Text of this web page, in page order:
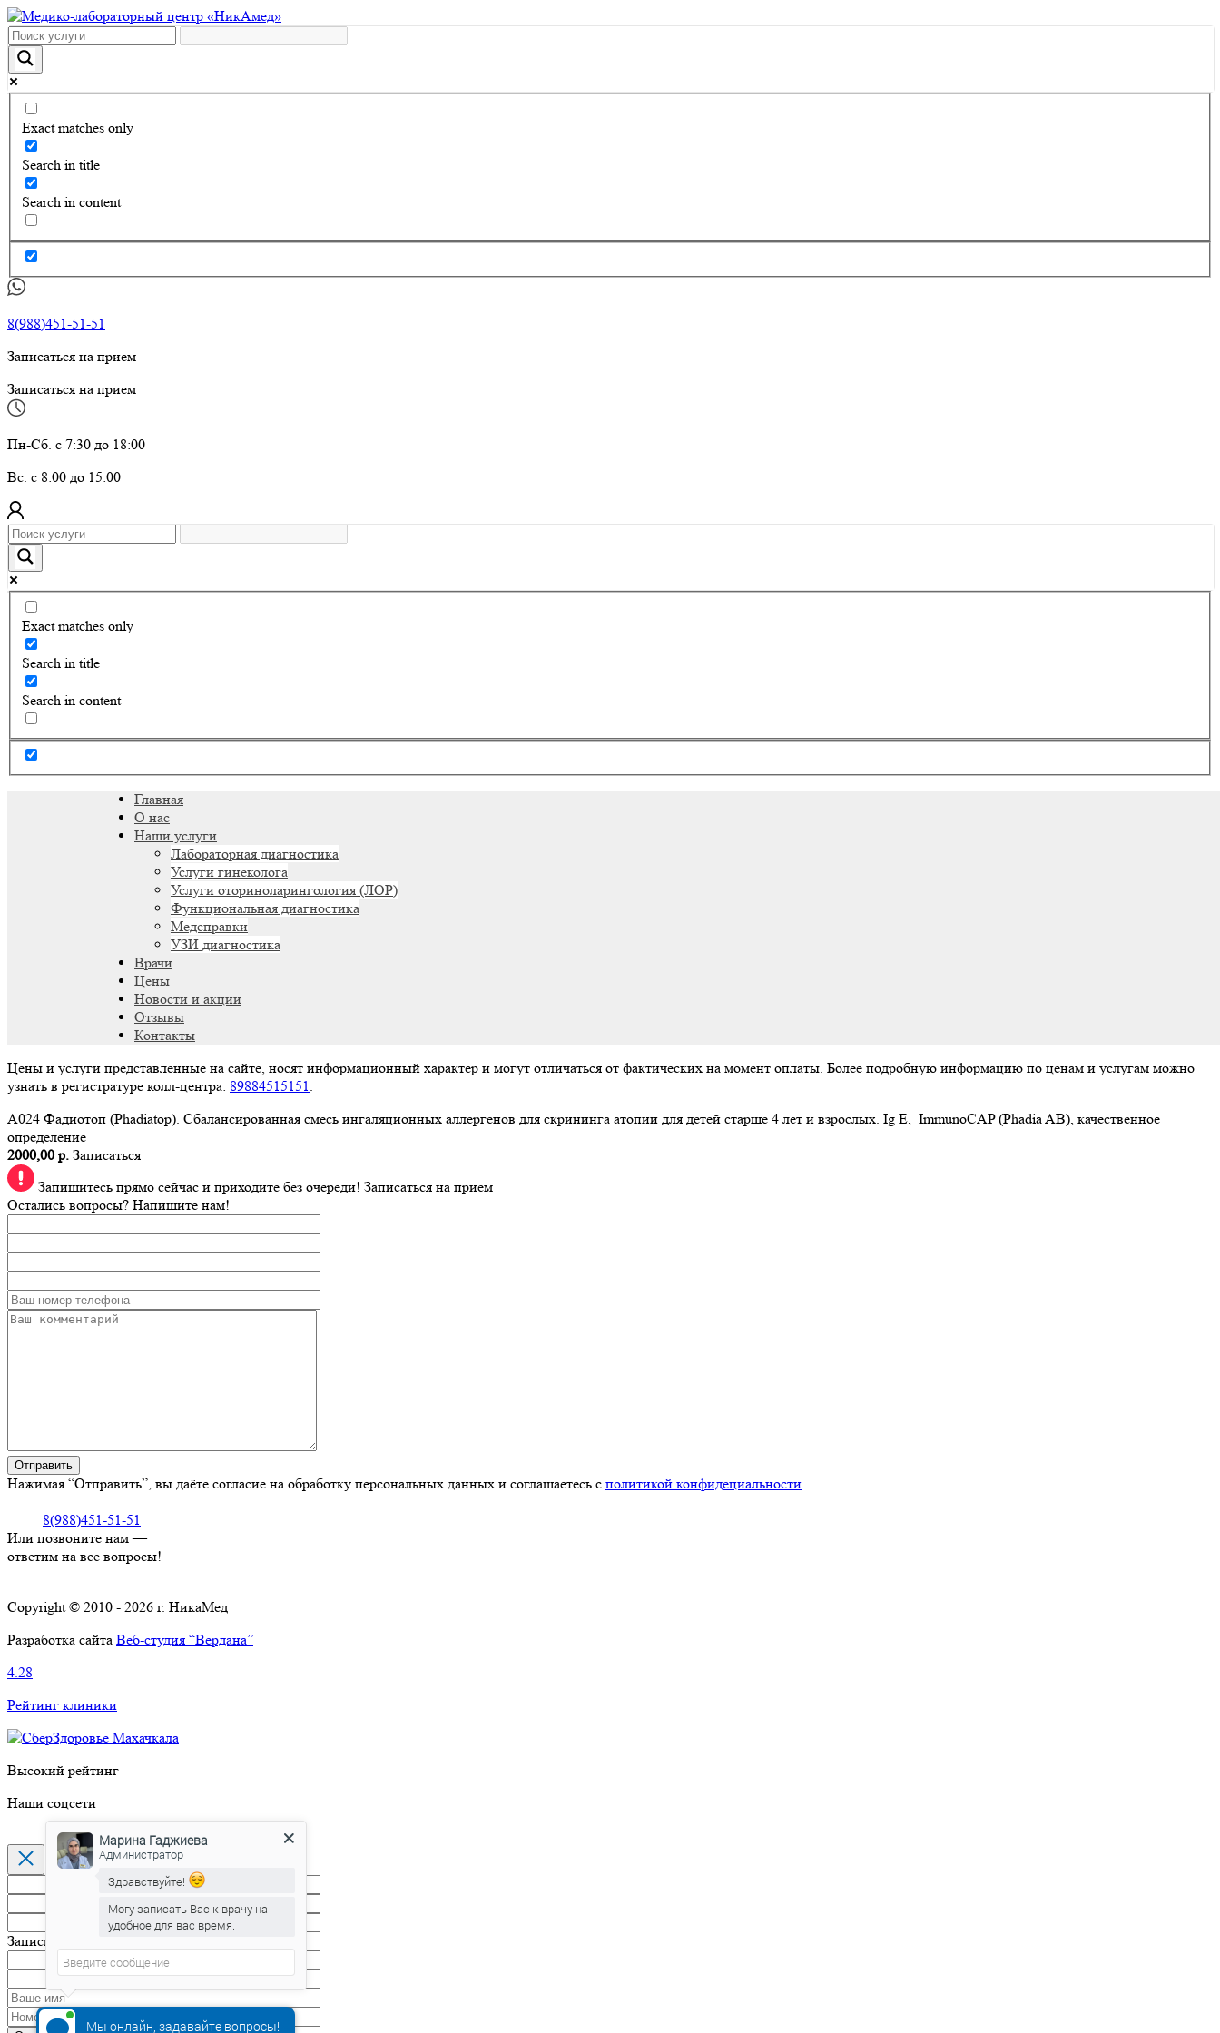
Exact matches only
Search in title
Search in content
8(988)451-51-51
Записаться на прием
Записаться на прием
Пн-Сб. с 7:30 до 18:00
Вс. с 8:00 до 15:00
Exact matches only
Search in title
Search in content
Главная
О нас
Наши услуги
Лабораторная диагностика
Услуги гинеколога
Услуги оториноларингология (ЛОР)
Функциональная диагностика
Медсправки
УЗИ диагностика
Врачи
Цены
Новости и акции
Отзывы
Контакты
Цены и услуги представленные на сайте, носят информационный характер и могут отличаться от фактических на момент оплаты. Более подробную информацию по ценам и услугам можно
узнать в регистратуре колл-центра: 89884515151.
A024 Фадиотоп (Phadiatop). Сбалансированная смесь ингаляционных аллергенов для скрининга атопии для детей старше 4 лет и взрослых. Ig E, ImmunoCAP (Phadia AB), качественное
определение
2000,00 р. Записаться
Запишитесь прямо сейчас и приходите без очереди! Записаться на прием
Остались вопросы? Напишите нам!
Нажимая “Отправить”, вы даёте согласие на обработку персональных данных и соглашаетесь с политикой конфидециальности
8(988)451-51-51
Или позвоните нам —
ответим на все вопросы!
Copyright © 2010 - 2026 г. НикаМед
Разработка сайта Веб-студия “Вердана”
4.28
Рейтинг клиники
Высокий рейтинг
Наши соцсети
Запись на прием
Мы онлайн, задавайте вопросы!
Марина Гаджиева
Администратор
Здравствуйте!
Могу записать Вас к врачу на
удобное для вас время.
Марина Гаджиевапечатает...